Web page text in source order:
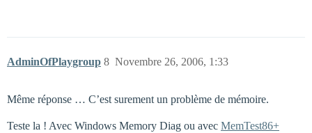
AdminOfPlaygroup Novembre 26, 2006, 1:33
8
Même réponse … C’est surement un problème de mémoire.
Teste la ! Avec Windows Memory Diag ou avec MemTest86+